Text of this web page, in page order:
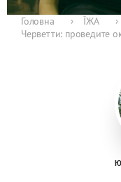
Головна › ЇЖА ›
Черветти: проведите